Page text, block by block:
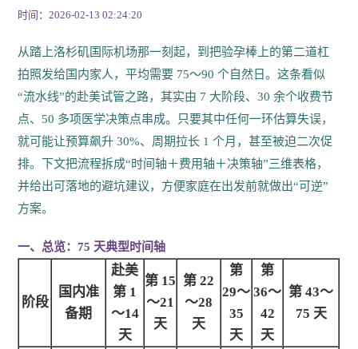
时间：2026-02-13 02:24:20
从踏上洛杉矶国际机场那一刻起，到把验孕棒上的第二道杠
拍照发给国内家人，平均需要 75～90 个自然日。这条看似
“流水线”的赴美试管之路，其实由 7 大阶段、30 余个收费节
点、50 多项医学决策点串成。只要其中任何一环估算失误，
就可能让预算飙升 30%、周期拉长 1 个月，甚至被迫二次促
排。下文把流程拆成“时间轴＋费用轴＋决策轴”三维表格，
并给出可落地的避坑建议，方便家庭在出发前就做出“可逆”
方案。
一、总览：75 天典型时间轴
阶段
国内准
备期
赴美
第 1
～14
天
第 15
～21
天
第 22
～28
天
第
29～
35
天
第
36～
42
天
第 43～
75 天